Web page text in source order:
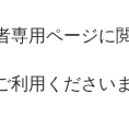
専用ページに
用ください